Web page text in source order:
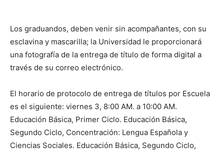
Los graduandos, deben venir sin acompañantes, con su
escla­vina y mascarilla; la Universidad le proporcionará
una fotografía de la entrega de título de forma digital a
tra­vés de su correo electrónico.
El horario de protocolo de entrega de títulos por Escuela
es el siguiente: viernes 3, 8:00 AM. a 10:00 AM.
Educación Básica, Primer Ciclo. Educa­ción Básica,
Segundo Ciclo, Concentración: Lengua Española y
Ciencias Sociales. Educación Básica, Segundo Ciclo,